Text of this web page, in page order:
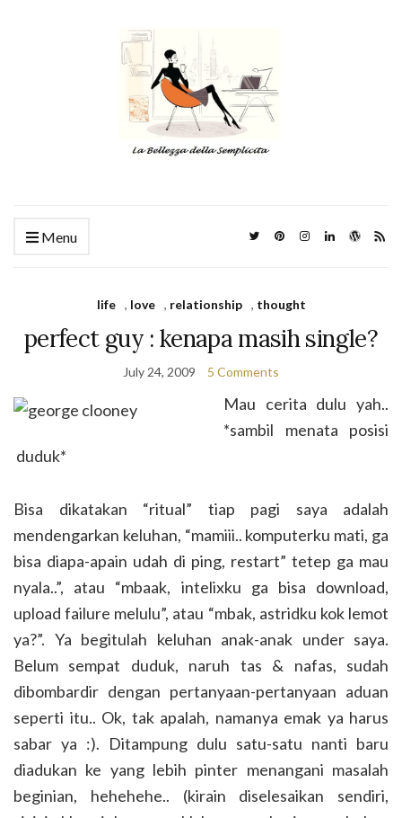
Menu
life , love , relationship , thought
perfect guy : kenapa masih single?
July 24, 2009 5 Comments
Mau cerita dulu yah..
*sambil menata posisi
duduk*
Bisa dikatakan “ritual” tiap pagi saya adalah
mendengarkan keluhan, “mamiii.. komputerku mati, ga
bisa diapa-apain udah di ping, restart” tetep ga mau
nyala..”, atau “mbaak, intelixku ga bisa download,
upload failure melulu”, atau “mbak, astridku kok lemot
ya?”. Ya begitulah keluhan anak-anak under saya.
Belum sempat duduk, naruh tas & nafas, sudah
dibombardir dengan pertanyaan-pertanyaan aduan
seperti itu.. Ok, tak apalah, namanya emak ya harus
sabar ya :). Ditampung dulu satu-satu nanti baru
diadukan ke yang lebih pinter menangani masalah
beginian, hehehehe.. (kirain diselesaikan sendiri,